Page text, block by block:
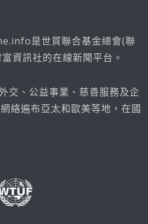
是世貿聯合基金總會(聯
資訊社的在線新聞平台。
交、公益事業、慈善服務及企
絡遍布亞太和歐美等地，在國